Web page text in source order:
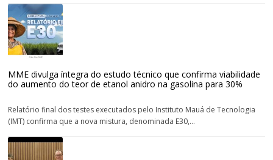
MME divulga íntegra do estudo técnico que confirma viabilidade
do aumento do teor de etanol anidro na gasolina para 30%
Relatório final dos testes executados pelo Instituto Mauá de Tecnologia
(IMT) confirma que a nova mistura, denominada E30,...